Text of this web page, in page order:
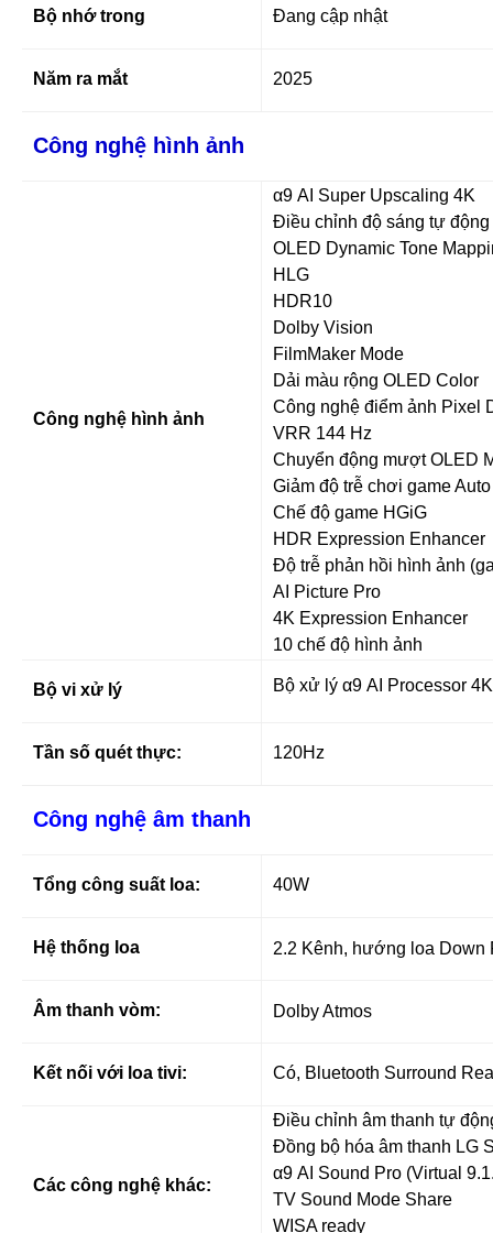
Bộ nhớ trong Đang cập nhật
Năm ra mắt 2025
Công nghệ hình ảnh
Công nghệ hình ảnh
α9 AI Super Upscaling 4K
Điều chỉnh độ sáng tự động
OLED Dynamic Tone
HLG
HDR10
Dolby Vision
FilmMaker Mode
Dải màu rộng OLED Color
Công nghệ điểm ảnh Pixel
VRR 144 Hz
Chuyển động mượt OLED
Giảm độ trễ chơi game
Chế độ game HGiG
HDR Expression Enhancer
Độ trễ phản hồi hình ảnh
AI Picture Pro
4K Expression Enhancer
10 chế độ hình ảnh
Bộ vi xử lý Bộ xử lý α9 AI Processor
Tần số quét thực: 120Hz
Công nghệ âm thanh
Tổng công suất loa: 40W
Hệ thống loa 2.2 Kênh, hướng loa Down
Âm thanh vòm: Dolby Atmos
Kết nối với loa tivi: Có, Bluetooth Surround
Các công nghệ khác:
Điều chỉnh âm thanh tự
Đồng bộ hóa âm thanh LG
α9 AI Sound Pro (Virtual
TV Sound Mode Share
WISA ready